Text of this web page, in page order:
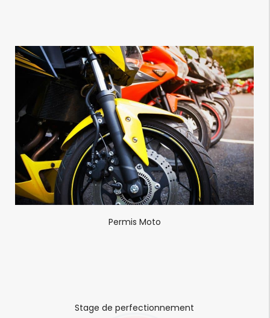
Permis Moto
Stage de perfectionnement